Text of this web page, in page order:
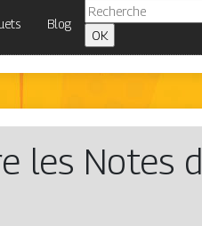
Blog
les Notes